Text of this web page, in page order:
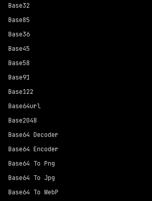
Base32
Base85
Base36
Base45
Base58
Base91
Base122
Base64url
Base2048
Base64 Decoder
Base64 Encoder
Base64 To Png
Base64 To Jpg
Base64 To WebP